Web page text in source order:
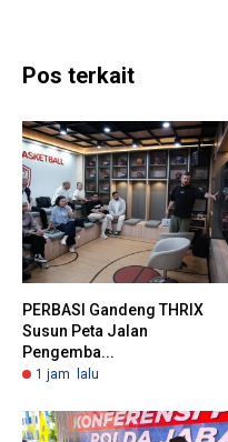
Pos terkait
PERBASI Gandeng THRIX
Susun Peta Jalan
Pengemba...
1 jam lalu